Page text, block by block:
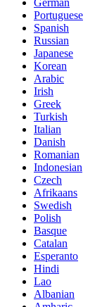
German
Portuguese
Spanish
Russian
Japanese
Korean
Arabic
Irish
Greek
Turkish
Italian
Danish
Romanian
Indonesian
Czech
Afrikaans
Swedish
Polish
Basque
Catalan
Esperanto
Hindi
Lao
Albanian